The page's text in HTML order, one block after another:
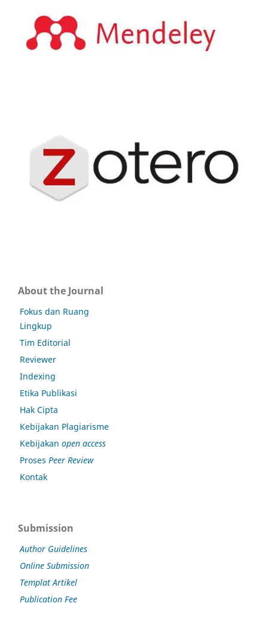
About the Journal
Fokus dan Ruang
Lingkup
Tim Editorial
Reviewer
Indexing
Etika Publikasi
Hak Cipta
Kebijakan Plagiarisme
Kebijakan open access
Proses Peer Review
Kontak
Submission
Author Guidelines
Online Submission
Templat Artikel
Publication Fee